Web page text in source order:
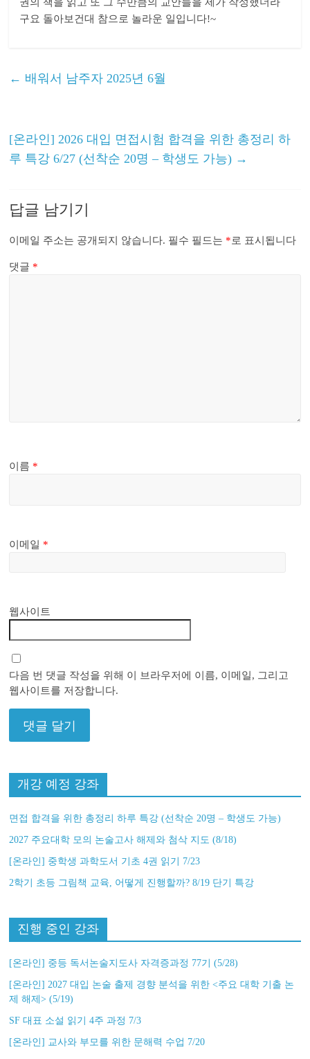
구요 돌아보건대 참으로 놀라운 일입니다!~
← 배워서 남주자 2025년 6월
[온라인] 2026 대입 면접시험 합격을 위한 총정리 하
루 특강 6/27 (선착순 20명 – 학생도 가능) →
답글 남기기
이메일 주소는 공개되지 않습니다. 필수 필드는 *로 표시됩니다
댓글 *
이름 *
이메일 *
웹사이트
다음 번 댓글 작성을 위해 이 브라우저에 이름, 이메일, 그리고
웹사이트를 저장합니다.
개강 예정 강좌
면접 합격을 위한 총정리 하루 특강 (선착순 20명 – 학생도 가능)
2027 주요대학 모의 논술고사 해제와 첨삭 지도 (8/18)
[온라인] 중학생 과학도서 기초 4권 읽기 7/23
2학기 초등 그림책 교육, 어떻게 진행할까? 8/19 단기 특강
진행 중인 강좌
[온라인] 중등 독서논술지도사 자격증과정 77기 (5/28)
[온라인] 2027 대입 논술 출제 경향 분석을 위한 <주요 대학 기출 논
제 해제> (5/19)
SF 대표 소설 읽기 4주 과정 7/3
[온라인] 교사와 부모를 위한 문해력 수업 7/20